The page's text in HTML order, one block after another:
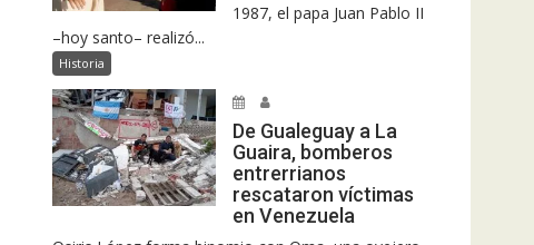
1987, el papa Juan Pablo II
–hoy santo– realizó...
Historia
De Gualeguay a La
Guaira, bomberos
entrerrianos
rescataron víctimas
en Venezuela